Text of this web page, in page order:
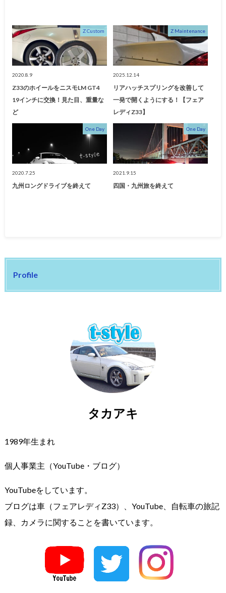
Z Custom
2020.8.9
Z33のホイールをニスモLM GT4
19インチに交換！見た目、重量な
ど
Z Maintenance
2025.12.14
リアハッチスプリングを改善して
一発で開くようにする！【フェア
レディZ33】
One Day
2020.7.25
九州ロングドライブを終えて
One Day
2021.9.15
四国・九州旅を終えて
Profile
タカアキ
1989年生まれ
個人事業主（YouTube・ブログ）
YouTubeをしています。
ブログは車（フェアレディZ33）、YouTube、自転車の旅記
録、カメラに関することを書いています。